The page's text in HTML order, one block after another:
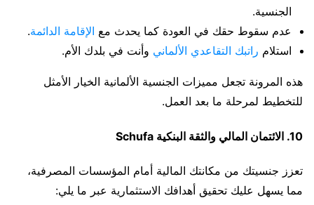
الجنسية.
عدم سقوط حقك في العودة كما يحدث مع الإقامة الدائمة.
استلام راتبك التقاعدي الألماني وأنت في بلدك الأم.
هذه المرونة تجعل مميزات الجنسية الألمانية الخيار الأمثل
للتخطيط لمرحلة ما بعد العمل.
10. الائتمان المالي والثقة البنكية Schufa
تعزز جنسيتك من مكانتك المالية أمام المؤسسات المصرفية،
مما يسهل عليك تحقيق أهدافك الاستثمارية عبر ما يلي: